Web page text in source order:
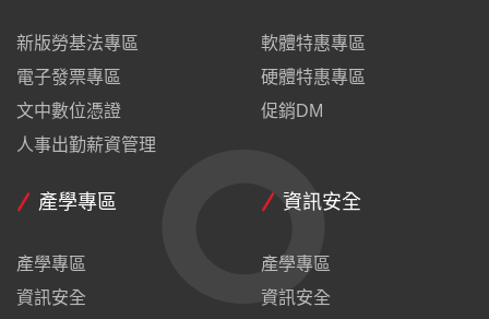
新版勞基法專區
電子發票專區
文中數位憑證
人事出勤薪資管理
軟體特惠專區
硬體特惠專區
促銷DM
產學專區
產學專區
資訊安全
資訊安全
產學專區
資訊安全